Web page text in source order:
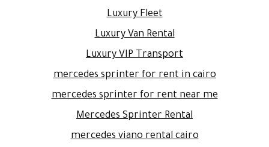
Luxury Fleet
Luxury Van Rental
Luxury VIP Transport
mercedes sprinter for rent in cairo
mercedes sprinter for rent near me
Mercedes Sprinter Rental
mercedes viano rental cairo